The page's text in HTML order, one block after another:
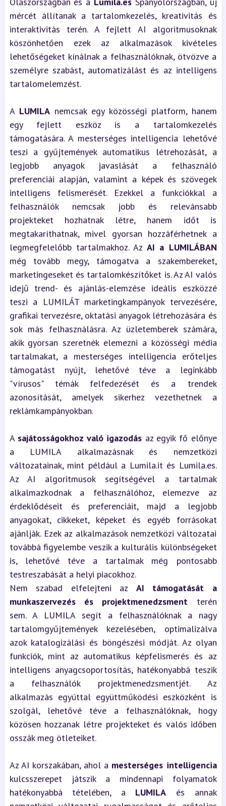
mércét állítanak a tartalomkezelés, kreativitás és
interaktivitás terén. A fejlett AI algoritmusoknak
köszönhetően ezek az alkalmazások kivételes
lehetőségeket kínálnak a felhasználóknak, ötvözve a
személyre szabást, automatizálást és az intelligens
tartalomelemzést.
A LUMILAnemcsak egy közösségi platform, hanem
egy fejlett eszköz is a tartalomkezelés
támogatására. A mesterséges intelligencia lehetővé
teszi a gyűjtemények automatikus létrehozását, a
legjobb anyagok javaslását a felhasználó
preferenciái alapján, valamint a képek és szövegek
intelligens felismerését. Ezekkel a funkciókkal a
felhasználók nemcsak jobb és relevánsabb
projekteket hozhatnak létre, hanem időt is
megtakaríthatnak, mivel gyorsan hozzáférhetnek a
legmegfelelőbb tartalmakhoz. AzAI a LUMILÁBAN
még tovább megy, támogatva a szakembereket,
marketingeseket és tartalomkészítőket is. Az AI valós
idejű trend- és ajánlás-elemzése ideális eszközzé
teszi a LUMILÁT marketingkampányok tervezésére,
grafikai tervezésre, oktatási anyagok létrehozására és
sok más felhasználásra. Az üzletemberek számára,
akik gyorsan szeretnék elemezni a közösségi média
tartalmakat, a mesterséges intelligencia erőteljes
támogatást nyújt, lehetővé téve a leginkább
"vírusos" témák felfedezését és a trendek
azonosítását, amelyek sikerhez vezethetnek a
reklámkampányokban.
A sajátosságokhoz való igazodás az egyik fő előnye
a LUMILA alkalmazásnak és nemzetközi
változatainak, mint például a Lumila.it és Lumila.es.
Az AI algoritmusok segítségével a tartalmak
alkalmazkodnak a felhasználóhoz, elemezve az
érdeklődéseit és preferenciáit, majd a legjobb
anyagokat, cikkeket, képeket és egyéb forrásokat
ajánlják. Ezek az alkalmazások nemzetközi változatai
továbbá figyelembe veszik a kulturális különbségeket
is, lehetővé téve a tartalmak még pontosabb
testreszabását a helyi piacokhoz.
Nem szabad elfelejteni az AI támogatását a
munkaszervezés és projektmenedzsment terén
sem. A LUMILA segít a felhasználóknak a nagy
tartalomgyűjtemények kezelésében, optimalizálva
azok katalogizálási és böngészési módját. Az olyan
funkciók, mint az automatikus képfelismerés és az
intelligens anyagcsoportosítás, hatékonyabbá teszik
a felhasználók projektmenedzsmentjét. Az
alkalmazás egyúttal együttműködési eszközként is
szolgál, lehetővé téve a felhasználóknak, hogy
közösen hozzanak létre projekteket és valós időben
osszák meg ötleteiket.
Az AI korszakában, ahol a mesterséges intelligencia
kulcsszerepet játszik a mindennapi folyamatok
hatékonyabbá tételében, a LUMILA és annak